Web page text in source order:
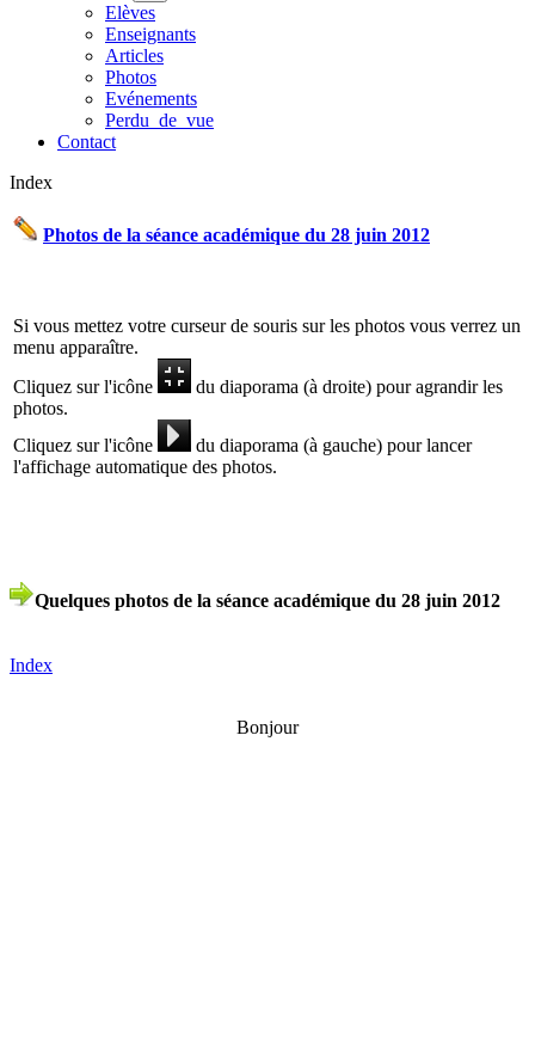
Elèves
Enseignants
Articles
Photos
Evénements
Perdu_de_vue
Contact
Index
Photos de la séance académique du 28 juin 2012
Si vous mettez votre curseur de souris sur les photos vous verrez un
menu apparaître.
Cliquez sur l'icône
du diaporama (à droite) pour agrandir les
photos.
Cliquez sur l'icône
du diaporama (à gauche) pour lancer
l'affichage automatique des photos.
Quelques photos de la séance académique du 28 juin 2012
Index
Bonjour